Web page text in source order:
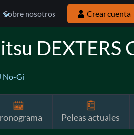
Sobre nosotros Crear cuenta
DEXTERS
No-Gi
Peleas actuales